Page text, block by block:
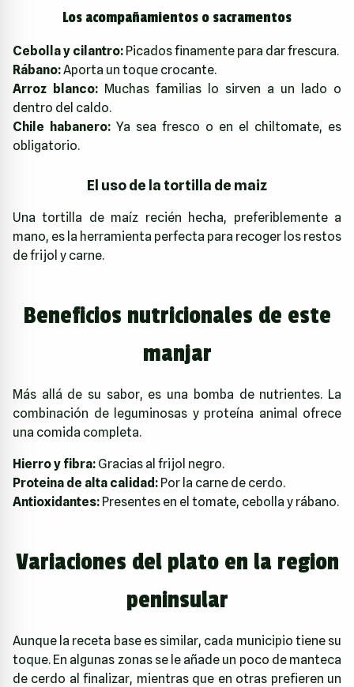
Los acompañamientos o sacramentos
Cebolla y cilantro: Picados finamente para dar frescura.
Rábano:Aporta un toque crocante.
Arroz blanco: Muchas familias lo sirven a un lado o
dentro del caldo.
Chile habanero: Ya sea fresco o en el chiltomate, es
obligatorio.
El uso de la tortilla de maiz
Una tortilla de maíz recién hecha, preferiblemente a
mano, es la herramienta perfecta para recoger los restos
de frijol y carne.
Beneficios nutricionales de este
manjar
Más allá de su sabor, es una bomba de nutrientes. La
combinación de leguminosas y proteína animal ofrece
una comida completa.
Hierro y fibra: Gracias al frijol negro.
Proteina de alta calidad: Por la carne de cerdo.
Antioxidantes: Presentes en el tomate, cebolla y rábano.
Variaciones del plato en la region
peninsular
Aunque la receta base es similar, cada municipio tiene su
toque. En algunas zonas se le añade un poco de manteca
de cerdo al finalizar, mientras que en otras prefieren un